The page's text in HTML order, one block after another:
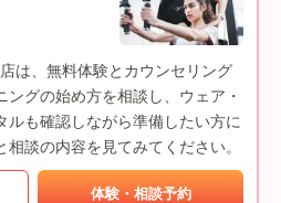
は、無料体験とカウンセリング
グの始め方を相談し、ウェア・
ルも確認しながら準備したい方に
談の内容を見てみてください。
体験・相談予約